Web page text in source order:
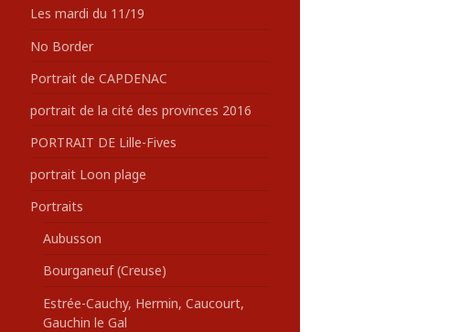
Les mardi du 11/19
No Border
Portrait de CAPDENAC
portrait de la cité des provinces 2016
PORTRAIT DE Lille-Fives
portrait Loon plage
Portraits
Aubusson
Bourganeuf (Creuse)
Estrée-Cauchy, Hermin, Caucourt,
Gauchin le Gal